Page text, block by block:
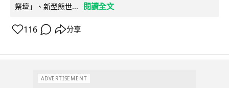
祭壇」、新型態世...
閱讀全文
116 分享
ADVERTISEMENT